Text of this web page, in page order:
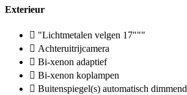
Exterieur
"Lichtmetalen velgen 17"""
Achteruitrijcamera
Bi-xenon adaptief
Bi-xenon koplampen
Buitenspiegel(s) automatisch dimmend